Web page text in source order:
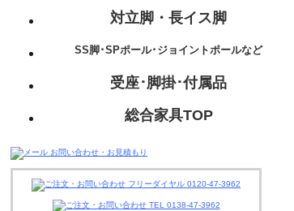
対立脚・長イス脚
SS脚･SPポール･ジョイントポールなど
受座･脚掛･付属品
総合家具TOP